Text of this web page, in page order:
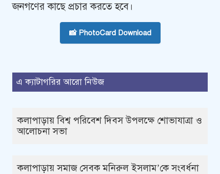
জনগণের কাছে প্রচার করতে হবে।
📸 PhotoCard Download
এ ক্যাটাগরির আরো নিউজ
কলাপাড়ায় বিশ্ব পরিবেশ দিবস উপলক্ষে শোভাযাত্রা ও
আলোচনা সভা
কলাপাড়ায় সমাজ সেবক মনিরুল ইসলাম’কে সংবর্ধনা